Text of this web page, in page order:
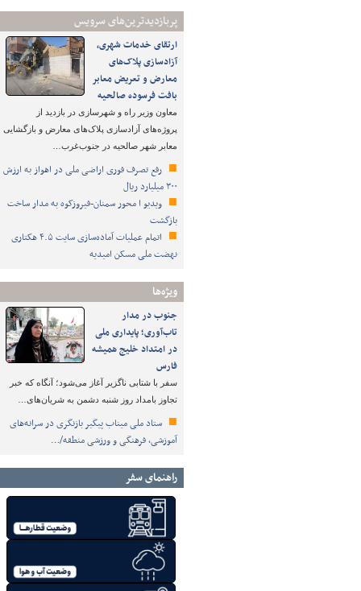
پربازدیدترین‌های سرویس
ارتقای خدمات شهری،
آزادسازی پلاک‌های
معارض و تعریض معابر
بافت فرسوده صالحیه
معاون وزیر راه و شهرسازی در بازدید از
پروژه‌های آزادسازی پلاک‌های معارض و بازگشایی
معابر شهر صالحیه در جنوب‌غرب…
رفع تصرف فوری اراضی ملی در اهواز به ارزش
۳۰۰ میلیارد ریال
ویدیو ا محور سمنان-فیروزکوه به مدار ساخت
بازگشت
اتمام عملیات آماده‌سازی سایت ۴.۵ هکتاری
نهضت ملی مسکن امیدیه
ویژه‌ها
جنوب در مدار
تاب‌آوری؛ پایداری ملی
در امتداد خلیج همیشه
فارس
سفر با شتابی ناگزیر آغاز می‌شود؛ آنگاه که خبر
تجاوز بامداد روز شنبه دشمن به شریان‌های…
ستاد ملی میناب پیگیر بازنگری در سرانه‌های
آموزشی، فرهنگی و ورزشی منطقه/…
راهنمای سفر